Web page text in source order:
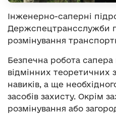
Інженерно-саперні
Держспецтрансслужби
розмінування
Безпечна робота
відмінних теоретичних
навиків, а ще
засобів захисту. Окрім
розмінування або